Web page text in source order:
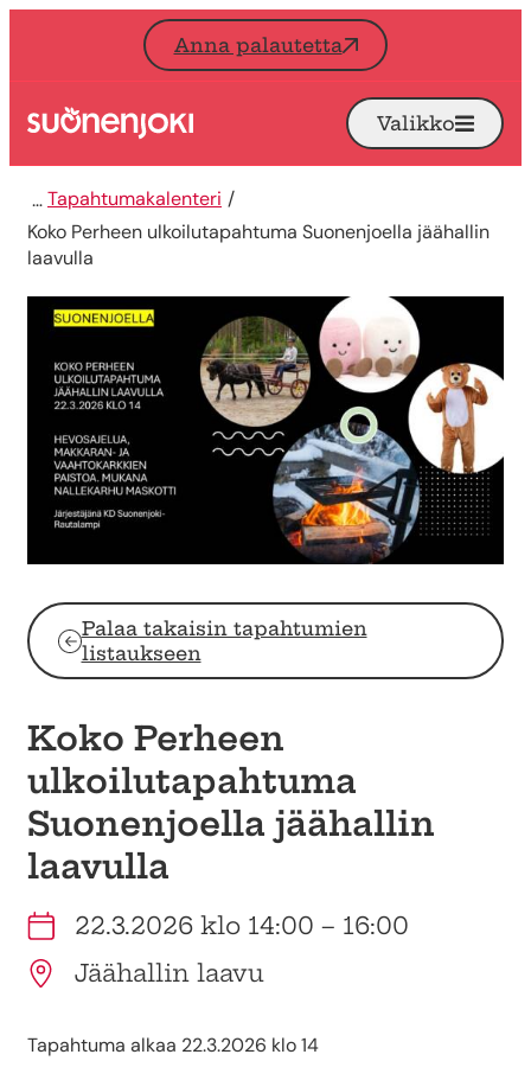
Siirry sisältöön
Anna palautetta
Etusivu Avaa
Valikko
Tapahtumakalenteri
Koko Perheen ulkoilutapahtuma Suonenjoella jäähallin
laavulla
Palaa takaisin tapahtumien
listaukseen
Koko Perheen
ulkoilutapahtuma
Suonenjoella jäähallin
laavulla
22.3.2026 klo 14:00 – 16:00
Jäähallin laavu
Tapahtuma alkaa 22.3.2026 klo 14